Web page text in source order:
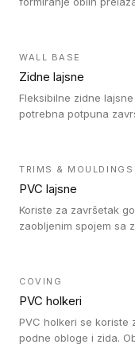
WALL BASE
Zidne lajsne
Fleksibilne zidne
potrebna potpuna
TRIMS & MOULDINGS
PVC lajsne
Koriste za završetak
zaobljenim spojem sa
rešenje).
COVING
PVC holkeri
PVC holkeri se koriste
podne obloge i zida.